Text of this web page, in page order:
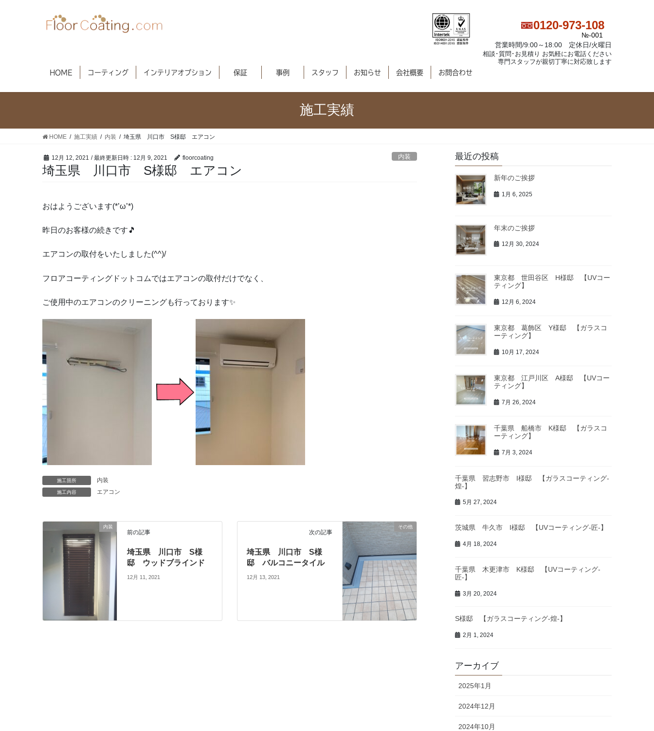
0120-973-108
№-001
営業時間/9:00～18:00 定休日/火曜日
相談･質問･お見積り お気軽にお電話ください
専門スタッフが親切丁寧に対応致します
HOME コーティング インテリアオプション 保証 事例 スタッフ お知らせ 会社概要 お問合わせ
施工実績
HOME 施工実績 内装 埼玉県 川口市 S様邸 エアコン
12月 12, 2021 / 最終更新日時 : 12月 9, 2021 floorcoating 内装
埼玉県 川口市 S様邸 エアコン
おはようございます(*’ω’*)
昨日のお客様の続きです🎵
エアコンの取付をいたしました(^^)/
フロアコーティングドットコムではエアコンの取付だけでなく、
ご使用中のエアコンのクリーニングも行っております✨
施工箇所 内装
施工内容 エアコン
内装
前の記事
埼玉県 川口市 S様
邸 ウッドブラインド
12月 11, 2021
その他
次の記事
埼玉県 川口市 S様
邸 バルコニータイル
12月 13, 2021
最近の投稿
新年のご挨拶
1月 6, 2025
年末のご挨拶
12月 30, 2024
東京都 世田谷区 H様邸 【UVコー
ティング】
12月 6, 2024
東京都 葛飾区 Y様邸 【ガラスコ
ーティング】
10月 17, 2024
東京都 江戸川区 A様邸 【UVコー
ティング】
7月 26, 2024
千葉県 船橋市 K様邸 【ガラスコ
ーティング】
7月 3, 2024
千葉県 習志野市 I様邸 【ガラスコーティング-
煌-】
5月 27, 2024
茨城県 牛久市 I様邸 【UVコーティング-匠-】
4月 18, 2024
千葉県 木更津市 K様邸 【UVコーティング-
匠-】
3月 20, 2024
S様邸 【ガラスコーティング-煌-】
2月 1, 2024
アーカイブ
2025年1月
2024年12月
2024年10月